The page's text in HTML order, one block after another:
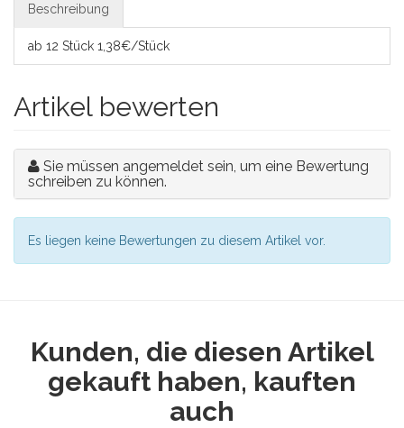
Beschreibung
ab 12 Stück 1,38€/Stück
Artikel bewerten
Sie müssen angemeldet sein, um eine Bewertung
schreiben zu können.
Es liegen keine Bewertungen zu diesem Artikel vor.
Kunden, die diesen Artikel
gekauft haben, kauften
auch